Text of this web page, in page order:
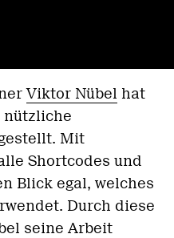
Viktor Nübel hat
nützliche
Mit
Shortcodes und
Blick egal, welches
Durch diese
seine Arbeit